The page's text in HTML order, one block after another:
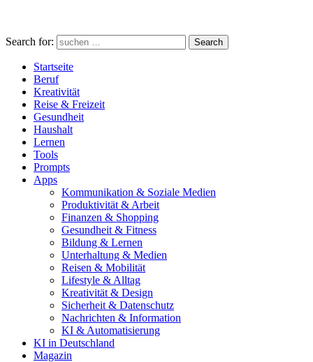
Search for: Search
Startseite
Beruf
Kreativität
Reise & Freizeit
Gesundheit
Haushalt
Lernen
Tools
Prompts
Apps
Kommunikation & Soziale Medien
Produktivität & Arbeit
Finanzen & Shopping
Gesundheit & Fitness
Bildung & Lernen
Unterhaltung & Medien
Reisen & Mobilität
Lifestyle & Alltag
Kreativität & Design
Sicherheit & Datenschutz
Nachrichten & Information
KI & Automatisierung
KI in Deutschland
Magazin